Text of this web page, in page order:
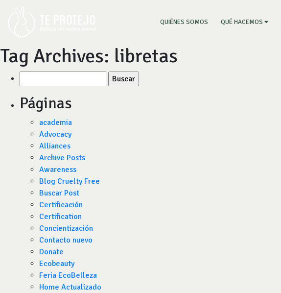
QUIÉNES SOMOS (CURRENT)
QUÉ HACEMOS
Tag Archives: libretas
por:
Páginas
academia
Advocacy
Alliances
Archive Posts
Awareness
Blog Cruelty Free
Buscar Post
Certificación
Certification
Concientización
Contacto nuevo
Donate
Ecobeauty
Feria EcoBelleza
Home Actualizado